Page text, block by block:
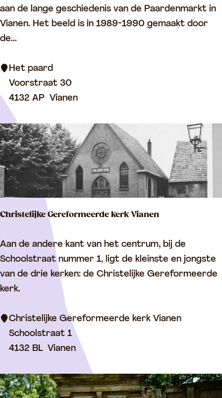
e
t
p
a
d
aan de lange geschiedenis van de Paardenmarkt in
Vianen. Het beeld is in 1989-1990 gemaakt door
de...
Het paard
Voorstraat 30
4132 AP Vianen
Christelijke Gereformeerde kerk Vianen
C
h
r
i
t
j
k
Aan de andere kant van het centrum, bij de
Schoolstraat nummer 1, ligt de kleinste en jongste
van de drie kerken: de Christelijke Gereformeerde
kerk.
Christelijke Gereformeerde kerk Vianen
Schoolstraat 1
4132 BL Vianen